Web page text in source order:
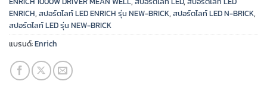
ENRICH, สปอร์ตไลท์ LED ENRICH รุ่น NEW-BRICK, สปอร์ตไลท์ LED N-BRICK,
สปอร์ตไลท์ LED รุ่น NEW-BRICK
แบรนด์:Enrich